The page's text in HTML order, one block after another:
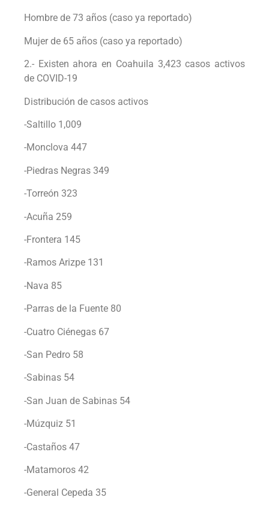
Hombre de 73 años (caso ya reportado)
Mujer de 65 años (caso ya reportado)
2.- Existen ahora en Coahuila 3,423 casos activos
de COVID-19
Distribución de casos activos
-Saltillo 1,009
-Monclova 447
-Piedras Negras 349
-Torreón 323
-Acuña 259
-Frontera 145
-Ramos Arizpe 131
-Nava 85
-Parras de la Fuente 80
-Cuatro Ciénegas 67
-San Pedro 58
-Sabinas 54
-San Juan de Sabinas 54
-Múzquiz 51
-Castaños 47
-Matamoros 42
-General Cepeda 35